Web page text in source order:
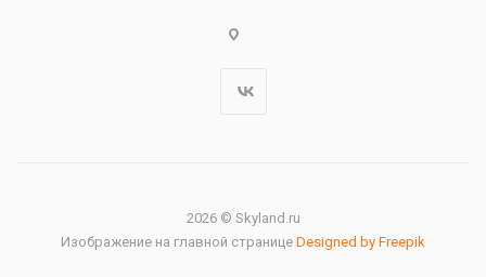
2026 © Skyland.ru
Изображение на главной странице Designed by Freepik